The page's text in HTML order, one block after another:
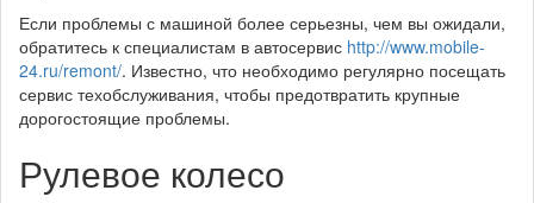
Если проблемы с машиной более серьезны, чем вы ожидали,
обратитесь к специалистам в автосервис http://www.mobile-
24.ru/remont/. Известно, что необходимо регулярно посещать
сервис техобслуживания, чтобы предотвратить крупные
дорогостоящие проблемы.
Рулевое колесо